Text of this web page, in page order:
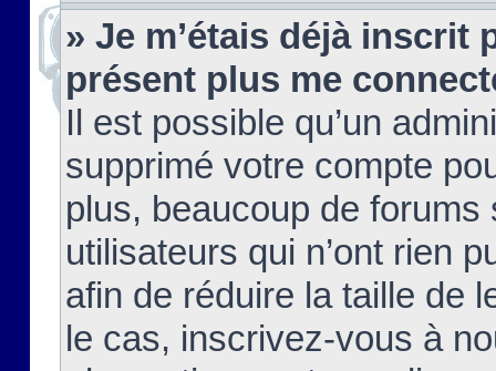
» Je m’étais déjà inscrit
présent plus me
Il est possible qu’un
supprimé votre compte
plus, beaucoup de
utilisateurs qui n’ont rien
afin de réduire la taille de
le cas, inscrivez-vous à